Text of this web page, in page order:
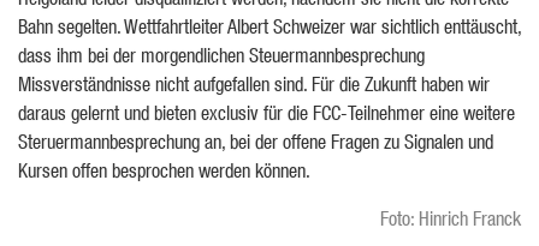
Bahn segelten. Wettfahrtleiter Albert Schweizer war sichtlich enttäuscht,
dass ihm bei der morgendlichen Steuermannbesprechung
Missverständnisse nicht aufgefallen sind. Für die Zukunft haben wir
daraus gelernt und bieten exclusiv für die FCC-Teilnehmer eine weitere
Steruermannbesprechung an, bei der offene Fragen zu Signalen und
Kursen offen besprochen werden können.
Foto: Hinrich Franck